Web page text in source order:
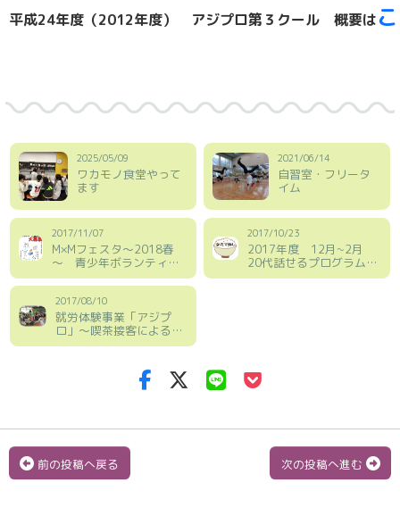
平成24年度（2012年度） アジプロ第３ クール 概要は
2025/05/09
ワカモノ食堂やって
ます
2021/06/14
自習室・フリータ
イム
2017/11/07
M×Mフェスタ～2018春
～ 青少年ボランティア
＆出演者大募集！
2017/10/23
2017年度 12月~2月
20代話せるプログラム
「なカマめし」
2017/08/10
就労体験事業「アジプ
ロ」～喫茶接客による就
労体験～
前の投稿へ戻る 次の投稿へ進む